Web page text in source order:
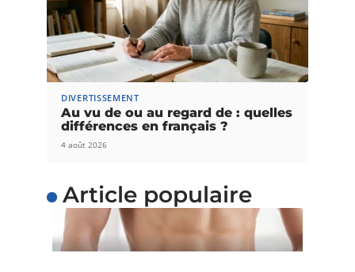
DIVERTISSEMENT
Au vu de ou au regard de : quelles
différences en français ?
4 août 2026
Article populaire